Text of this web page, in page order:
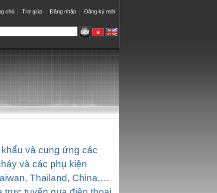
chủ Trợ giúp Đăng nhập Đăng ký mới
và cung ứng các
và các phụ kiện
Thailand, China,…